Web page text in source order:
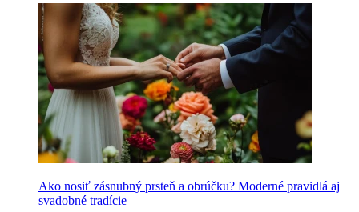
Ako nosiť zásnubný prsteň a obrúčku? Moderné pravidlá aj
svadobné tradície